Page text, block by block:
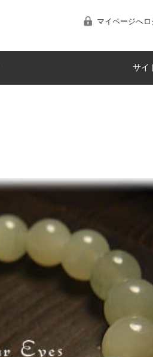
マイページへロ
サイ